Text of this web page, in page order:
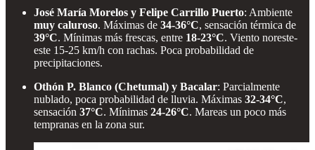
José María Morelos y Felipe Carrillo Puerto: Ambiente
muy caluroso. Máximas de 34-36°C, sensación térmica de
39°C. Mínimas más frescas, entre 18-23°C. Viento noreste-
este 15-25 km/h con rachas. Poca probabilidad de
precipitaciones.
Othón P. Blanco (Chetumal) y Bacalar: Parcialmente
nublado, poca probabilidad de lluvia. Máximas 32-34°C,
sensación 37°C. Mínimas 24-26°C. Mareas un poco más
tempranas en la zona sur.